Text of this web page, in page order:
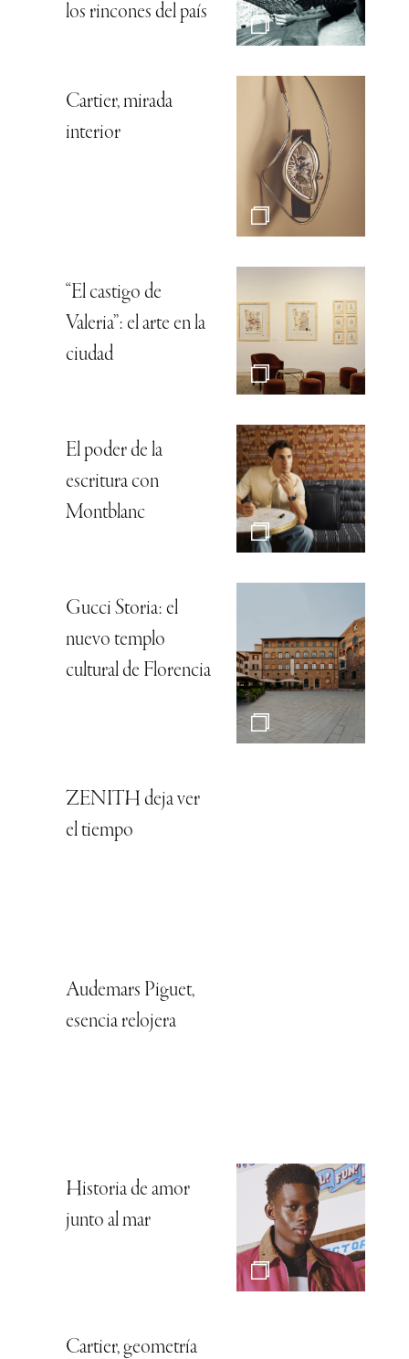
los rincones del país
Cartier, mirada
interior
“El castigo de
Valeria”: el arte en la
ciudad
El poder de la
escritura con
Montblanc
Gucci Storia: el
nuevo templo
cultural de Florencia
ZENITH deja ver
el tiempo
Audemars Piguet,
esencia relojera
Historia de amor
junto al mar
Cartier, geometría